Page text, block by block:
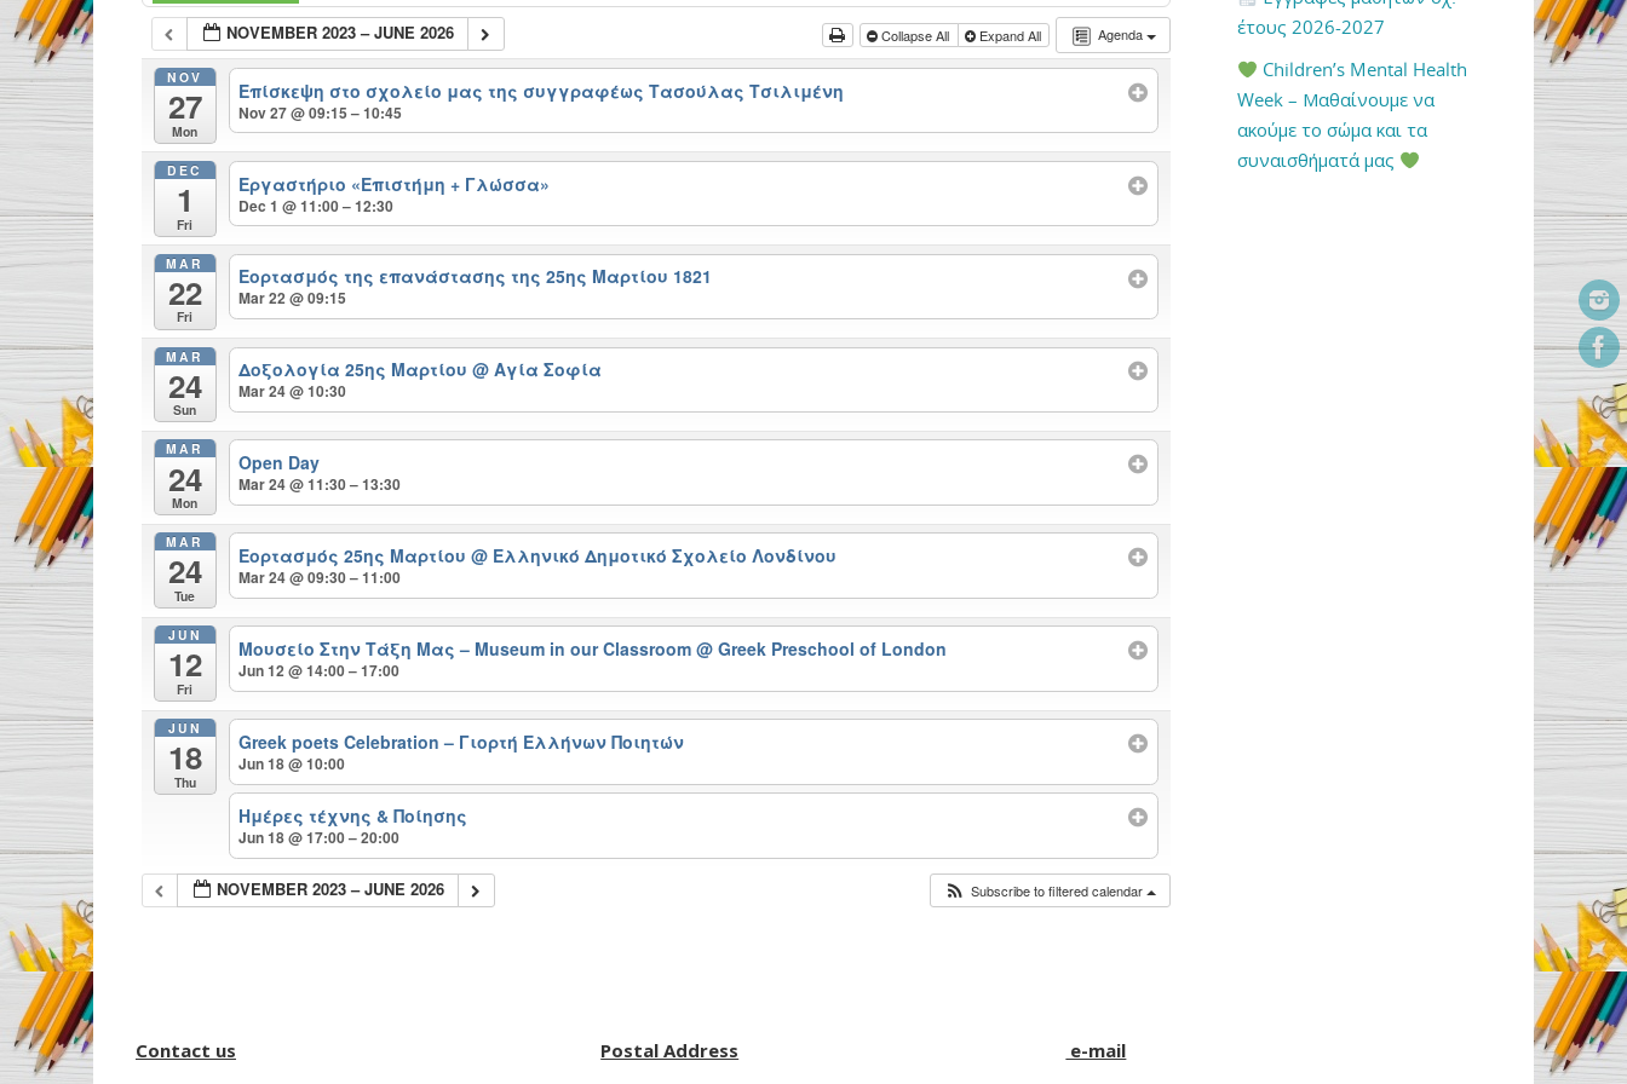
Agenda
NOVEMBER 2023 – JUNE 2026 Collapse All Expand All
NOV
27
Mon
Επίσκεψη στο σχολείο μας της συγγραφέως Τασούλας Τσιλιμένη
Nov 27 @ 09:15 – 10:45
DEC
1
Fri
Εργαστήριο «Επιστήμη + Γλώσσα»
Dec 1 @ 11:00 – 12:30
MAR
22
Fri
Εορτασμός της επανάστασης της 25ης Μαρτίου 1821
Mar 22 @ 09:15
MAR
24
Sun
Δοξολογία 25ης Μαρτίου@ Αγία Σοφία
Mar 24 @ 10:30
MAR
24
Mon
Open Day
Mar 24 @ 11:30 – 13:30
MAR
24
Tue
Εορτασμός 25ης Μαρτίου@ Ελληνικό Δημοτικό Σχολείο Λονδίνου
Mar 24 @ 09:30 – 11:00
JUN
12
Fri
Μουσείο Στην Τάξη Μας – Museum in our Classroom@ Greek Preschool of London
Jun 12 @ 14:00 – 17:00
JUN
18
Thu
Greek poets Celebration – Γιορτή Ελλήνων Ποιητών
Jun 18 @ 10:00
Ημέρες τέχνης & Ποίησης
Jun 18 @ 17:00 – 20:00
NOVEMBER 2023 – JUNE 2026 Subscribe to filtered calendar
έτους 2026-2027
Children’s Mental Health
Week – Μαθαίνουμε να
ακούμε το σώμα και τα
συναισθήματά μας
Contact us Postal Address e-mail